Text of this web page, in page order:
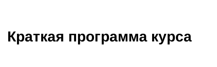
Краткая программа курса